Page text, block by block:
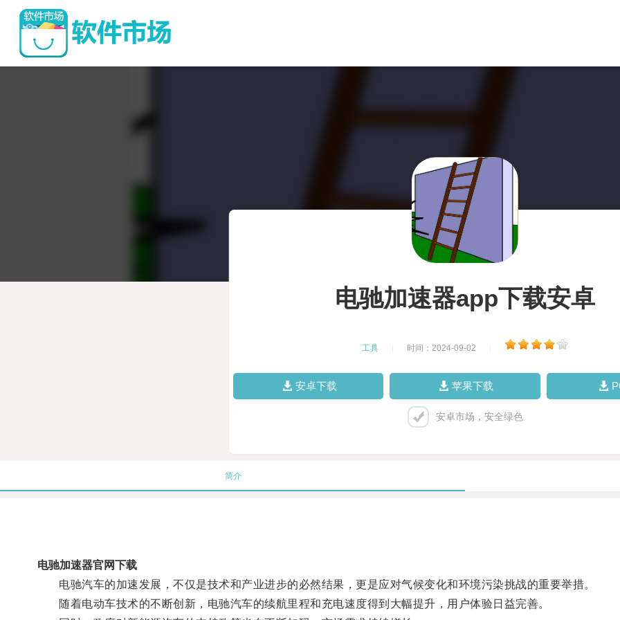
电驰加速器app下载安卓
工具 时间：2024-09-02
安卓下载 苹果下载
安卓市场，安全绿色
简介
电驰加速器官网下载
电驰汽车的加速发展，不仅是技术和产业进步的必然结果，更是应对气候变化和环境污染挑战的重要举措。
随着电动车技术的不断创新，电驰汽车的续航里程和充电速度得到大幅提升，用户体验日益完善。